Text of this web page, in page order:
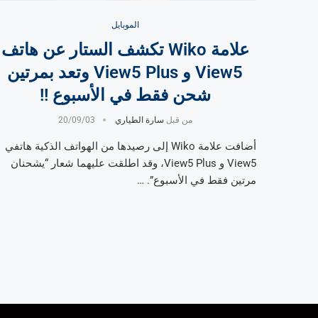
الموبايل
علامة Wiko تكشف الستار عن هاتف
View5 و View5 Plus وتعد بمرتين
شحن فقط في الأسبوع !!
من قبل سارة الطياري 20/09/03
أضافت علامة Wiko إلى رصيدها من الهواتف الذكية هاتفي
View5 و View5 Plus، وقد اطلقت عليهما شعار “يشحنان
مرتين فقط في الأسبوع”. …